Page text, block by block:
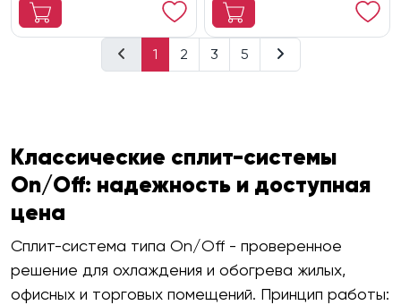
1 2 3 5
Классические сплит-системы
On/Off: надежность и доступная
цена
Сплит-система типа On/Off - проверенное
решение для охлаждения и обогрева жилых,
офисных и торговых помещений. Принцип работы: